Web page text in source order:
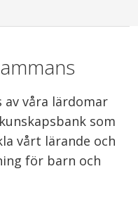
av våra lärdomar
som
vårt lärande och
för barn och